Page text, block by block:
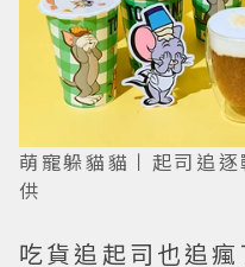
萌寵躲貓貓丨起司追
供
吃貨追起司也追